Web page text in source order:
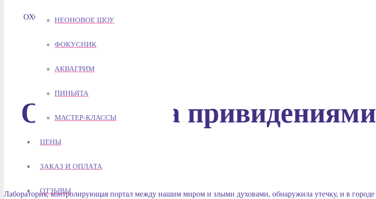
НЕОНОВОЕ ШОУ
ФОКУСНИК
АКВАГРИМ
ПИНЬЯТА
МАСТЕР-КЛАССЫ
ЦЕНЫ
ЗАКАЗ И ОПЛАТА
ОТЗЫВЫ
ОХОТНИКИ ЗА ПРИВИДЕНИЯМИ
Охотники за привидениями
Лаборатория, контролирующая портал между нашим миром и злыми духовами, обнаружила утечку, и в городе